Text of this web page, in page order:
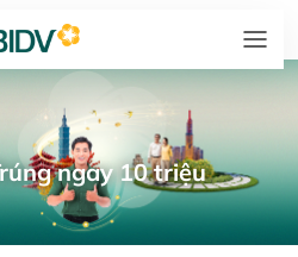
ngay 10 triệu